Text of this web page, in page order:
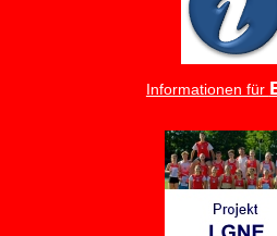
Informationen für